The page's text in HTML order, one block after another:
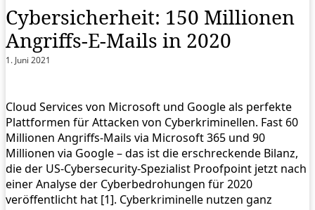
Cybersicherheit: 150 Millionen
Angriffs-E-Mails in 2020
1. Juni 2021
Cloud Services von Microsoft und Google als perfekte
Plattformen für Attacken von Cyberkriminellen. Fast 60
Millionen Angriffs-Mails via Microsoft 365 und 90
Millionen via Google – das ist die erschreckende Bilanz,
die der US-Cybersecurity-Spezialist Proofpoint jetzt nach
einer Analyse der Cyberbedrohungen für 2020
veröffentlicht hat [1]. Cyberkriminelle nutzen ganz